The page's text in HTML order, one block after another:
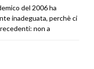
del 2006 ha
inadeguata, perchè ci
non a